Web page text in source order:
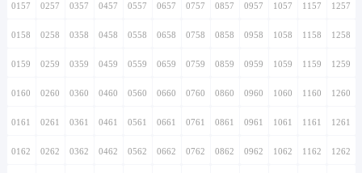
0157 0257 0357 0457 0557 0657 0757 0857 0957 1057 1157 1257
0158 0258 0358 0458 0558 0658 0758 0858 0958 1058 1158 1258
0159 0259 0359 0459 0559 0659 0759 0859 0959 1059 1159 1259
0160 0260 0360 0460 0560 0660 0760 0860 0960 1060 1160 1260
0161 0261 0361 0461 0561 0661 0761 0861 0961 1061 1161 1261
0162 0262 0362 0462 0562 0662 0762 0862 0962 1062 1162 1262